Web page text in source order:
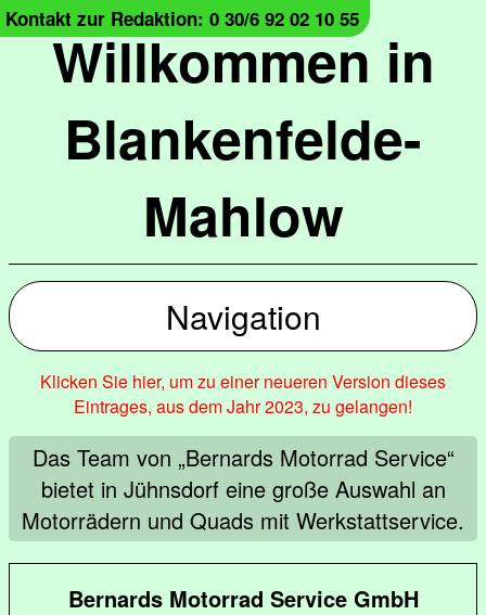
Willkommen in
Blankenfelde-
Mahlow
Kontakt zur Redaktion: 0 30/6 92 02 10 55
Navigation
Klicken Sie hier, um zu einer neueren Version dieses
Eintrages, aus dem Jahr 2023, zu gelangen!
Das Team von „Bernards Motorrad Service“
bietet in Jühnsdorf eine große Auswahl an
Motorrädern und Quads mit Werkstattservice.
Bernards Motorrad Service GmbH